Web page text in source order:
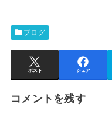
ブログ
ポスト シェア
コメントを残す